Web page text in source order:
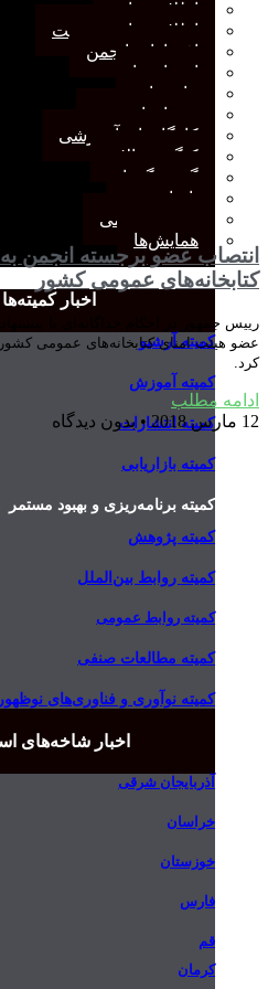
اطلاعیه‌ها
اطلاعیه‌های عضویت
افتخارات انجمن
انتصاب‌ها
بیانیه‌ها
رویدادهای مهم
کارگاه‌های آموزشی
کنگره سالانه
گفت‌وگوها
یادداشت
مجمع عمومی
همایش‌ها
اخبار کمیته‌ها
کمیته آرشیو
کمیته آموزش
کمیته انتشارات
کمیته بازاریابی
کمیته برنامه‌ریزی و بهبود مستمر
کمیته پژوهش
کمیته روابط بین‌الملل
کمیته روابط عمومی
کمیته مطالعات صنفی
کمیته نوآوری و فناوری‌های نوظهور
اخبار شاخه‌های
آذربایجان شرقی
خراسان
خوزستان
فارس
قم
کرمان
انتصاب عضو برجسته انجمن
کتابخانه‌های عمومی کشور
عضو هیئت امنای کتابخانه‌های عمومی
کرد.
ادامه مطلب
12 مارس 2018
بدون دیدگاه